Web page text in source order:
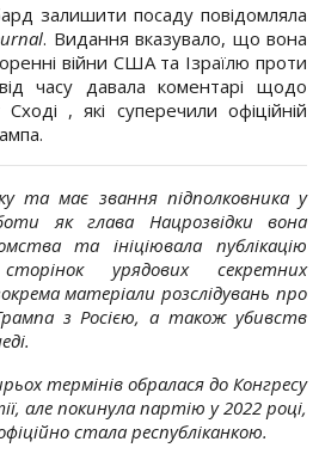
залишити посаду повідомляла
. Видання вказувало, що вона
війни США та Ізраїлю проти
часу давала коментарі щодо
, які суперечили офіційній
та має звання підполковника у
як глава Нацрозвідки вона
та ініціювала публікацію
урядових секретних
матеріали розслідувань про
з Росією, а також убивств
термінів обралася до Конгресу
але покинула партію у 2022 році,
стала республіканкою.